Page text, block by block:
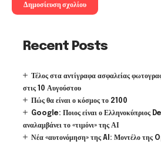
Recent Posts
Τέλος στα αντίγραφα ασφαλείας
στις 10 Αυγούστου
Πώς θα είναι ο κόσμος το 2100
Google: Ποιος είναι ο Ελληνοκύπριος
αναλαμβάνει το «τιμόνι» της ΑΙ
Νέα «αυτονόμηση» της AI: Μοντέλο της